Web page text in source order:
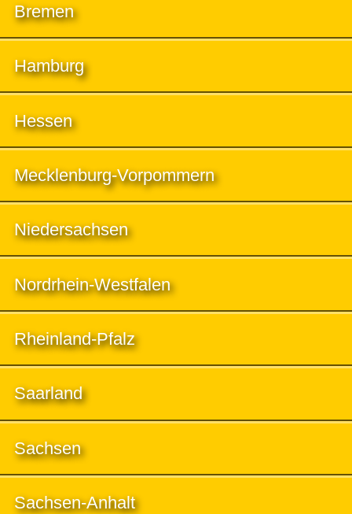
Bremen
Hamburg
Hessen
Mecklenburg-Vorpommern
Niedersachsen
Nordrhein-Westfalen
Rheinland-Pfalz
Saarland
Sachsen
Sachsen-Anhalt